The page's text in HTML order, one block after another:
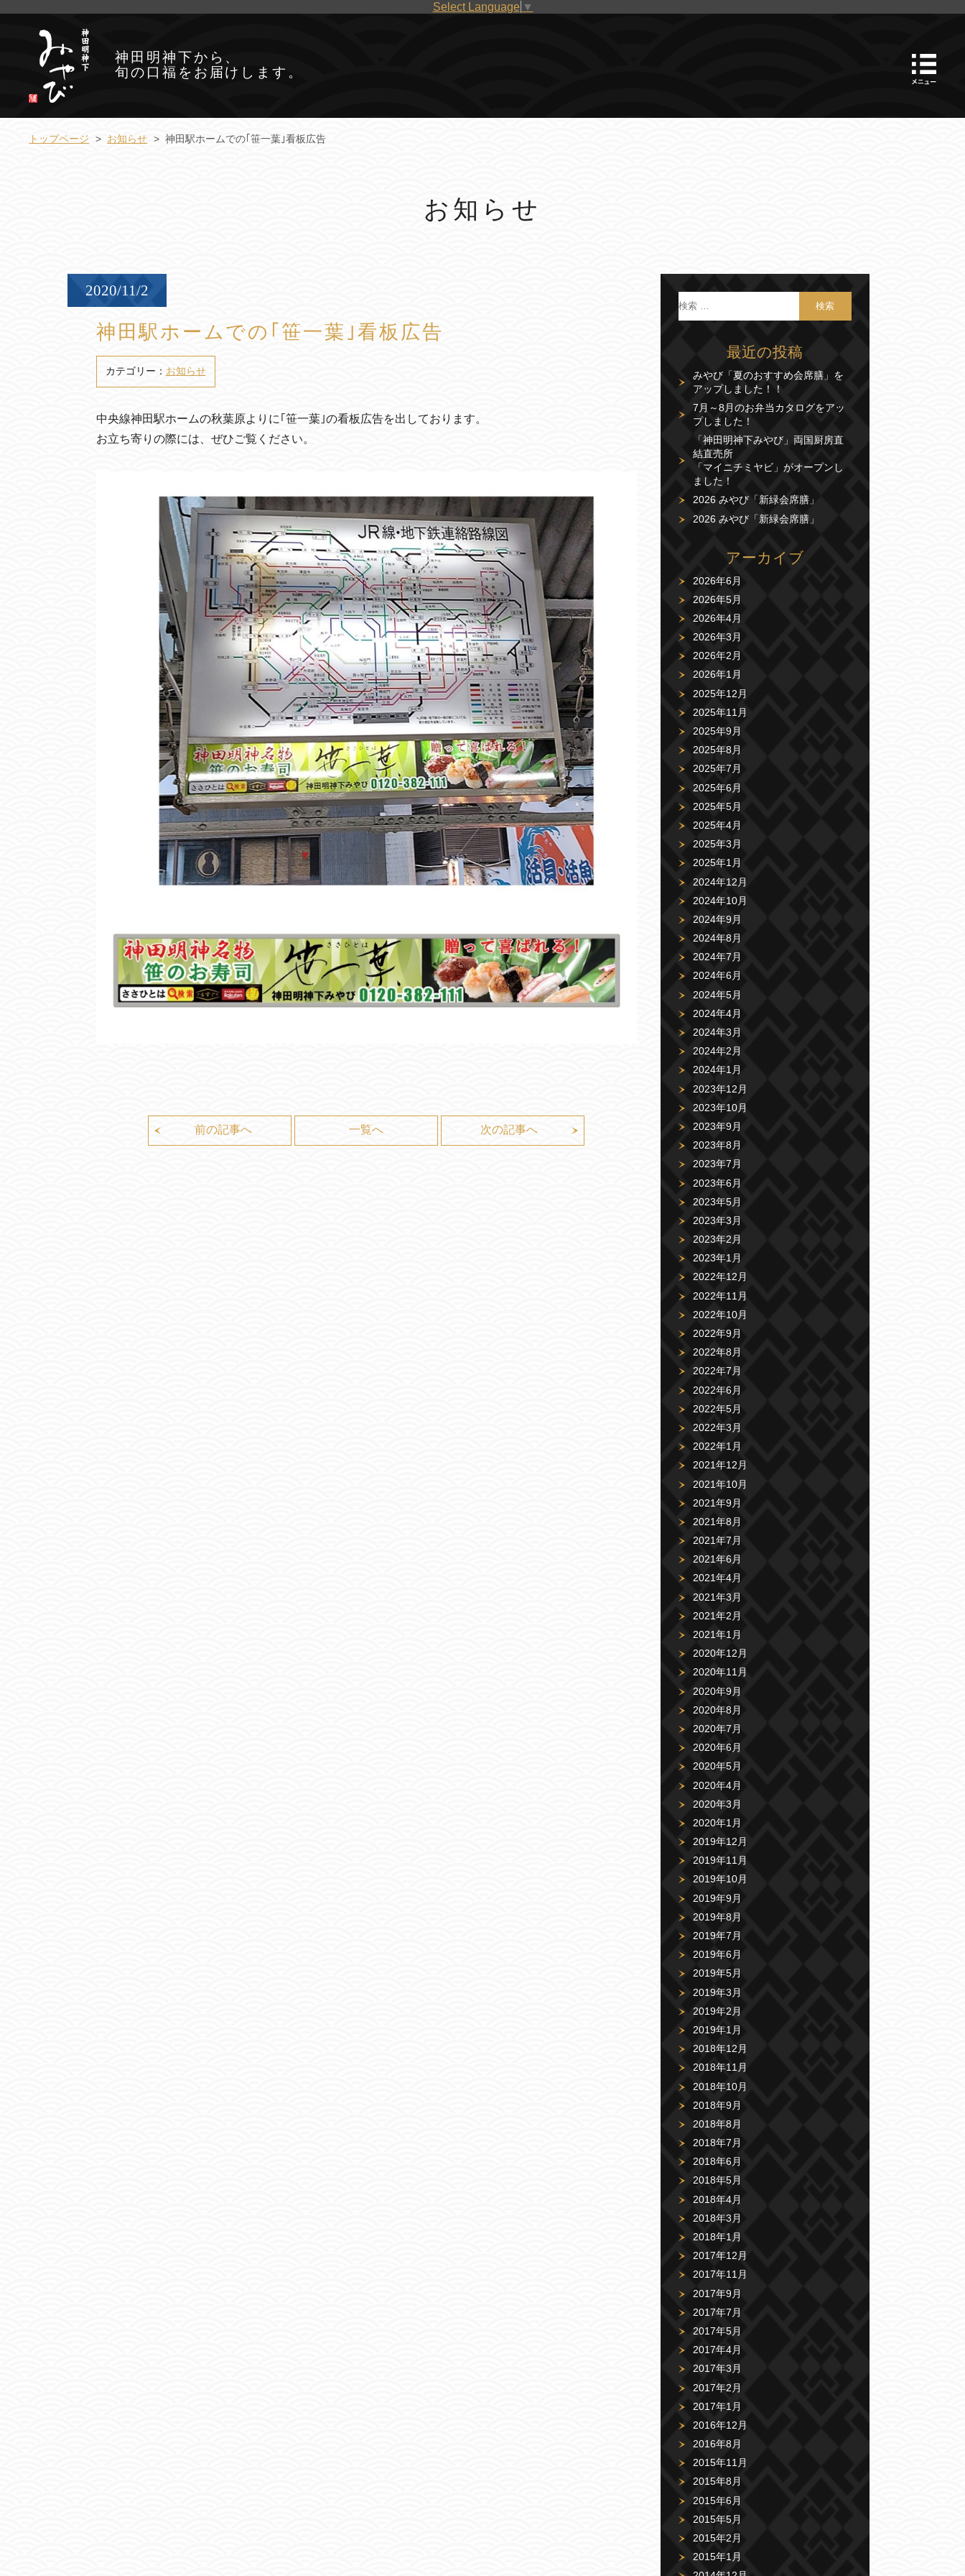
Select Language ▼
神田明神下から、
旬の口福をお届けします。
トップページ お知らせ 神田駅ホームでの｢笹一葉｣看板広告
お知らせ
2020/11/2
神田駅ホームでの｢笹一葉｣看板広告
カテゴリー： お知らせ
中央線神田駅ホームの秋葉原よりに｢笹一葉｣の看板広告を出しております。
お立ち寄りの際には、ぜひご覧ください。
前の記事へ 一覧へ 次の記事へ
最近の投稿
みやび「夏のおすすめ会席膳」を
アップしました！！
7月～8月のお弁当カタログをアッ
プしました！
「神田明神下みやび」両国厨房直
結直売所
「マイニチミヤビ」がオープンし
ました！
2026 みやび「新緑会席膳」
2026 みやび「新緑会席膳」
アーカイブ
2026年6月
2026年5月
2026年4月
2026年3月
2026年2月
2026年1月
2025年12月
2025年11月
2025年9月
2025年8月
2025年7月
2025年6月
2025年5月
2025年4月
2025年3月
2025年1月
2024年12月
2024年10月
2024年9月
2024年8月
2024年7月
2024年6月
2024年5月
2024年4月
2024年3月
2024年2月
2024年1月
2023年12月
2023年10月
2023年9月
2023年8月
2023年7月
2023年6月
2023年5月
2023年3月
2023年2月
2023年1月
2022年12月
2022年11月
2022年10月
2022年9月
2022年8月
2022年7月
2022年6月
2022年5月
2022年3月
2022年1月
2021年12月
2021年10月
2021年9月
2021年8月
2021年7月
2021年6月
2021年4月
2021年3月
2021年2月
2021年1月
2020年12月
2020年11月
2020年9月
2020年8月
2020年7月
2020年6月
2020年5月
2020年4月
2020年3月
2020年1月
2019年12月
2019年11月
2019年10月
2019年9月
2019年8月
2019年7月
2019年6月
2019年5月
2019年3月
2019年2月
2019年1月
2018年12月
2018年11月
2018年10月
2018年9月
2018年8月
2018年7月
2018年6月
2018年5月
2018年4月
2018年3月
2018年1月
2017年12月
2017年11月
2017年9月
2017年7月
2017年5月
2017年4月
2017年3月
2017年2月
2017年1月
2016年12月
2016年8月
2015年11月
2015年8月
2015年6月
2015年5月
2015年2月
2015年1月